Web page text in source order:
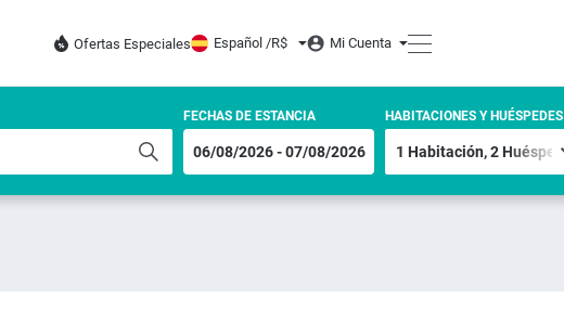
Ofertas Especiales Español /R$ Mi Cuenta
FECHAS DE ESTANCIA HABITACIONES Y HUÉSPEDES